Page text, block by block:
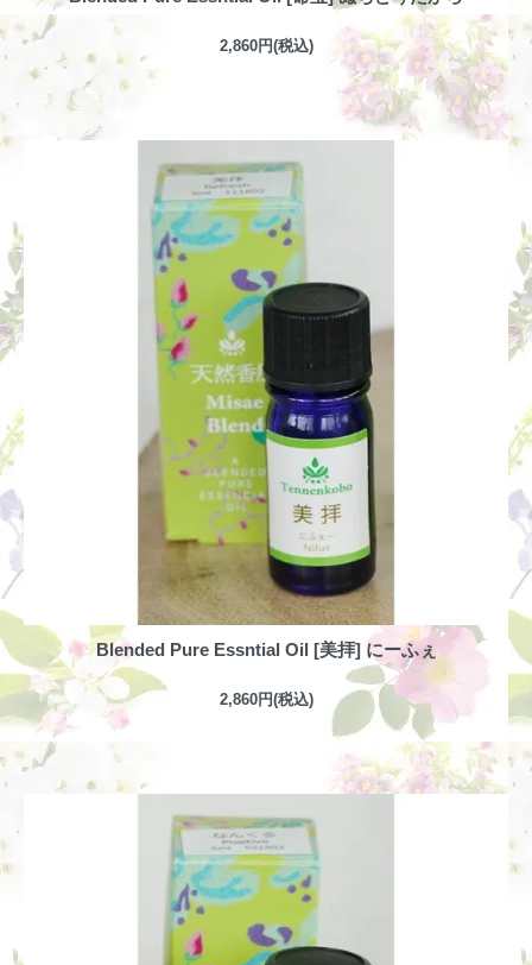
2,860円(税込)
Blended Pure Essntial Oil [美拝] にーふぇ
2,860円(税込)